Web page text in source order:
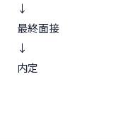
↓
最終面接
↓
内定